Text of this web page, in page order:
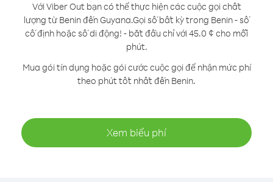
Với Viber Out bạn có thể thực hiện các cuộc gọi chất
lượng từ Benin đến Guyana.Gọi số bất kỳ trong Benin - số
cố định hoặc số di động! - bắt đầu chỉ với 45.0 ¢ cho mỗi
phút.
Mua gói tín dụng hoặc gói cước cuộc gọi để nhận mức phí
theo phút tốt nhất đến Benin.
Xem biểu phí